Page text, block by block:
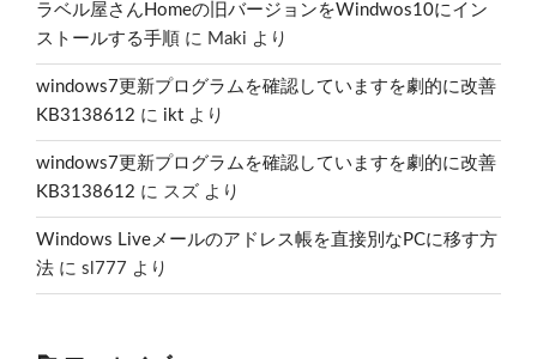
ラベル屋さんHomeの旧バージョンをWindwos10にイン
ストールする手順 に Maki より
windows7更新プログラムを確認していますを劇的に改善
KB3138612 に ikt より
windows7更新プログラムを確認していますを劇的に改善
KB3138612 に スズ より
Windows Liveメールのアドレス帳を直接別なPCに移す方
法 に sl777 より